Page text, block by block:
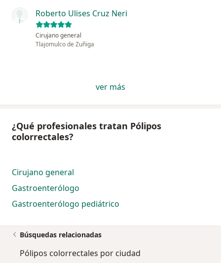
Roberto Ulises Cruz Neri
Cirujano general
Tlajomulco de Zuñiga
ver más
¿Qué profesionales tratan Pólipos
colorrectales?
Cirujano general
Gastroenterólogo
Gastroenterólogo pediátrico
Búsquedas relacionadas
Pólipos colorrectales por ciudad